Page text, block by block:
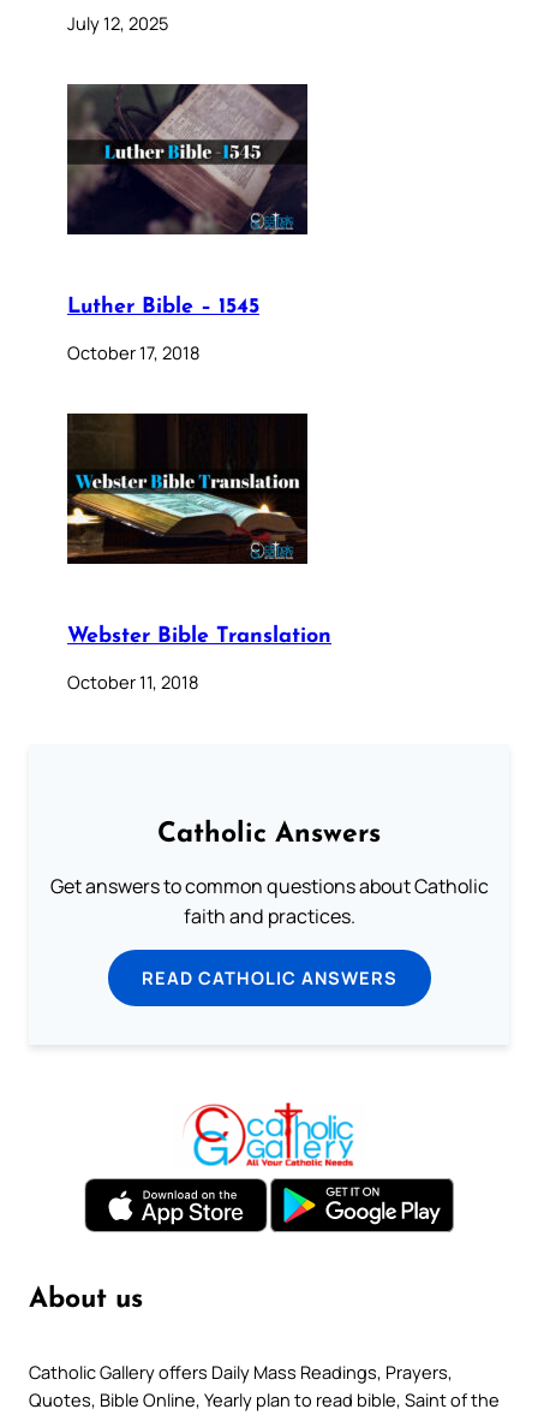
July 12, 2025
Luther Bible – 1545
October 17, 2018
Webster Bible Translation
October 11, 2018
Catholic Answers
Get answers to common questions about Catholic
faith and practices.
READ CATHOLIC ANSWERS
About us
Catholic Gallery offers Daily Mass Readings, Prayers,
Quotes, Bible Online, Yearly plan to read bible, Saint of the